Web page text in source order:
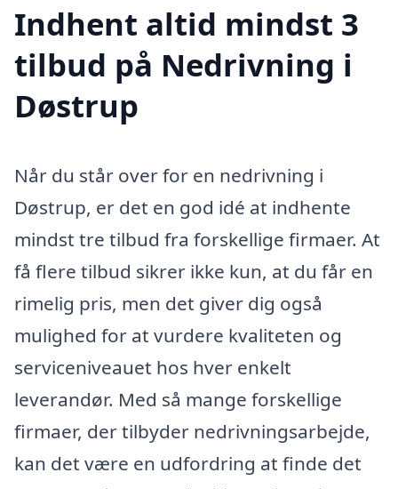
Indhent altid mindst 3
tilbud på Nedrivning i
Døstrup
Når du står over for en nedrivning i
Døstrup, er det en god idé at indhente
mindst tre tilbud fra forskellige firmaer. At
få flere tilbud sikrer ikke kun, at du får en
rimelig pris, men det giver dig også
mulighed for at vurdere kvaliteten og
serviceniveauet hos hver enkelt
leverandør. Med så mange forskellige
firmaer, der tilbyder nedrivningsarbejde,
kan det være en udfordring at finde det